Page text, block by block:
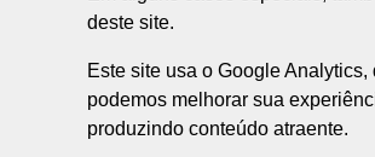
deste site.
Este site usa o Google
podemos melhorar sua
produzindo conteúdo atraente.